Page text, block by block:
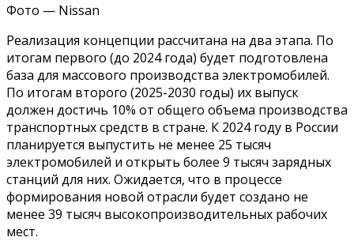
Фото — Nissan
Реализация концепции рассчитана на два этапа. По
итогам первого (до 2024 года) будет подготовлена
база для массового производства электромобилей.
По итогам второго (2025-2030 годы) их выпуск
должен достичь 10% от общего объема производства
транспортных средств в стране. К 2024 году в России
планируется выпустить не менее 25 тысяч
электромобилей и открыть более 9 тысяч зарядных
станций для них. Ожидается, что в процессе
формирования новой отрасли будет создано не
менее 39 тысяч высокопроизводительных рабочих
мест.